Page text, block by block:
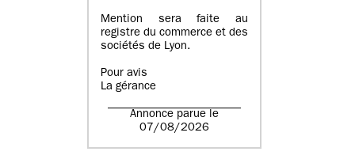
Mention sera faite au
registre du commerce et des
sociétés de Lyon.
Pour avis
La gérance
Annonce parue le
07/08/2026